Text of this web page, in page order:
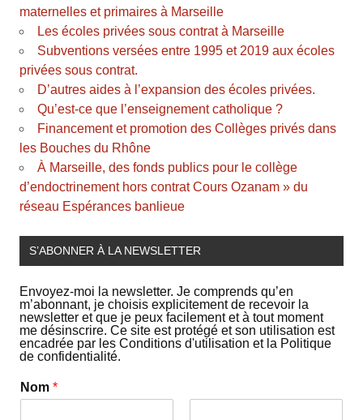
maternelles et primaires à Marseille
Les écoles privées sous contrat à Marseille
Subventions versées entre 1995 et 2019 aux écoles
privées sous contrat.
D’autres aides à l’expansion des écoles privées.
Qu’est-ce que l’enseignement catholique ?
Financement et promotion des Collèges privés dans
les Bouches du Rhône
À Marseille, des fonds publics pour le collège
d’endoctrinement hors contrat Cours Ozanam » du
réseau Espérances banlieue
S’ABONNER À LA NEWSLETTER
Envoyez-moi la newsletter. Je comprends qu’en
m’abonnant, je choisis explicitement de recevoir la
newsletter et que je peux facilement et à tout moment
me désinscrire. Ce site est protégé et son utilisation est
encadrée par les Conditions d'utilisation et la Politique
de confidentialité.
Nom *